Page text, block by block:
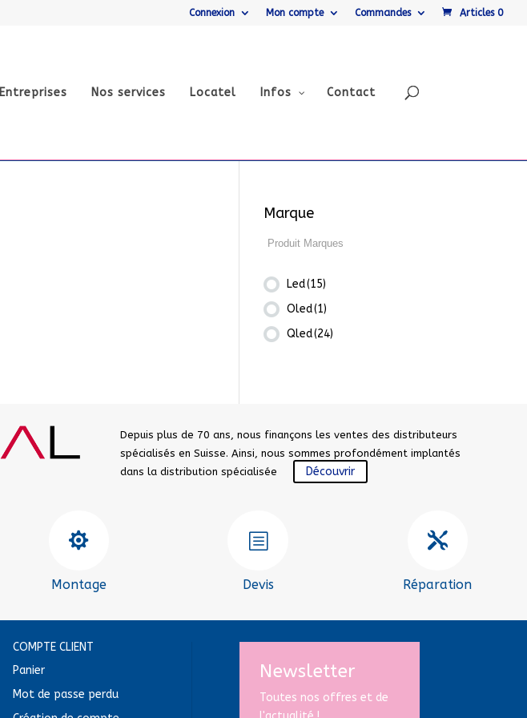
Connexion Mon compte Commandes Articles 0
Entreprises Nos services Locatel Infos Contact
Marque
Led(15)
Oled(1)
Qled(24)
Depuis plus de 70 ans, nous finançons les ventes des distributeurs
spécialisés en Suisse. Ainsi, nous sommes profondément implantés
dans la distribution spécialisée
Découvrir

Montage
b
Devis

Réparation
COMPTE CLIENT
Panier
Mot de passe perdu
Newsletter
Toutes nos offres et de